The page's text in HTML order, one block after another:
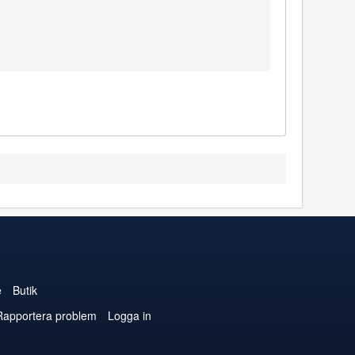
Butik
problem
Logga in